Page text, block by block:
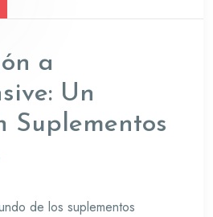
a
Un
Suplementos
de los suplementos